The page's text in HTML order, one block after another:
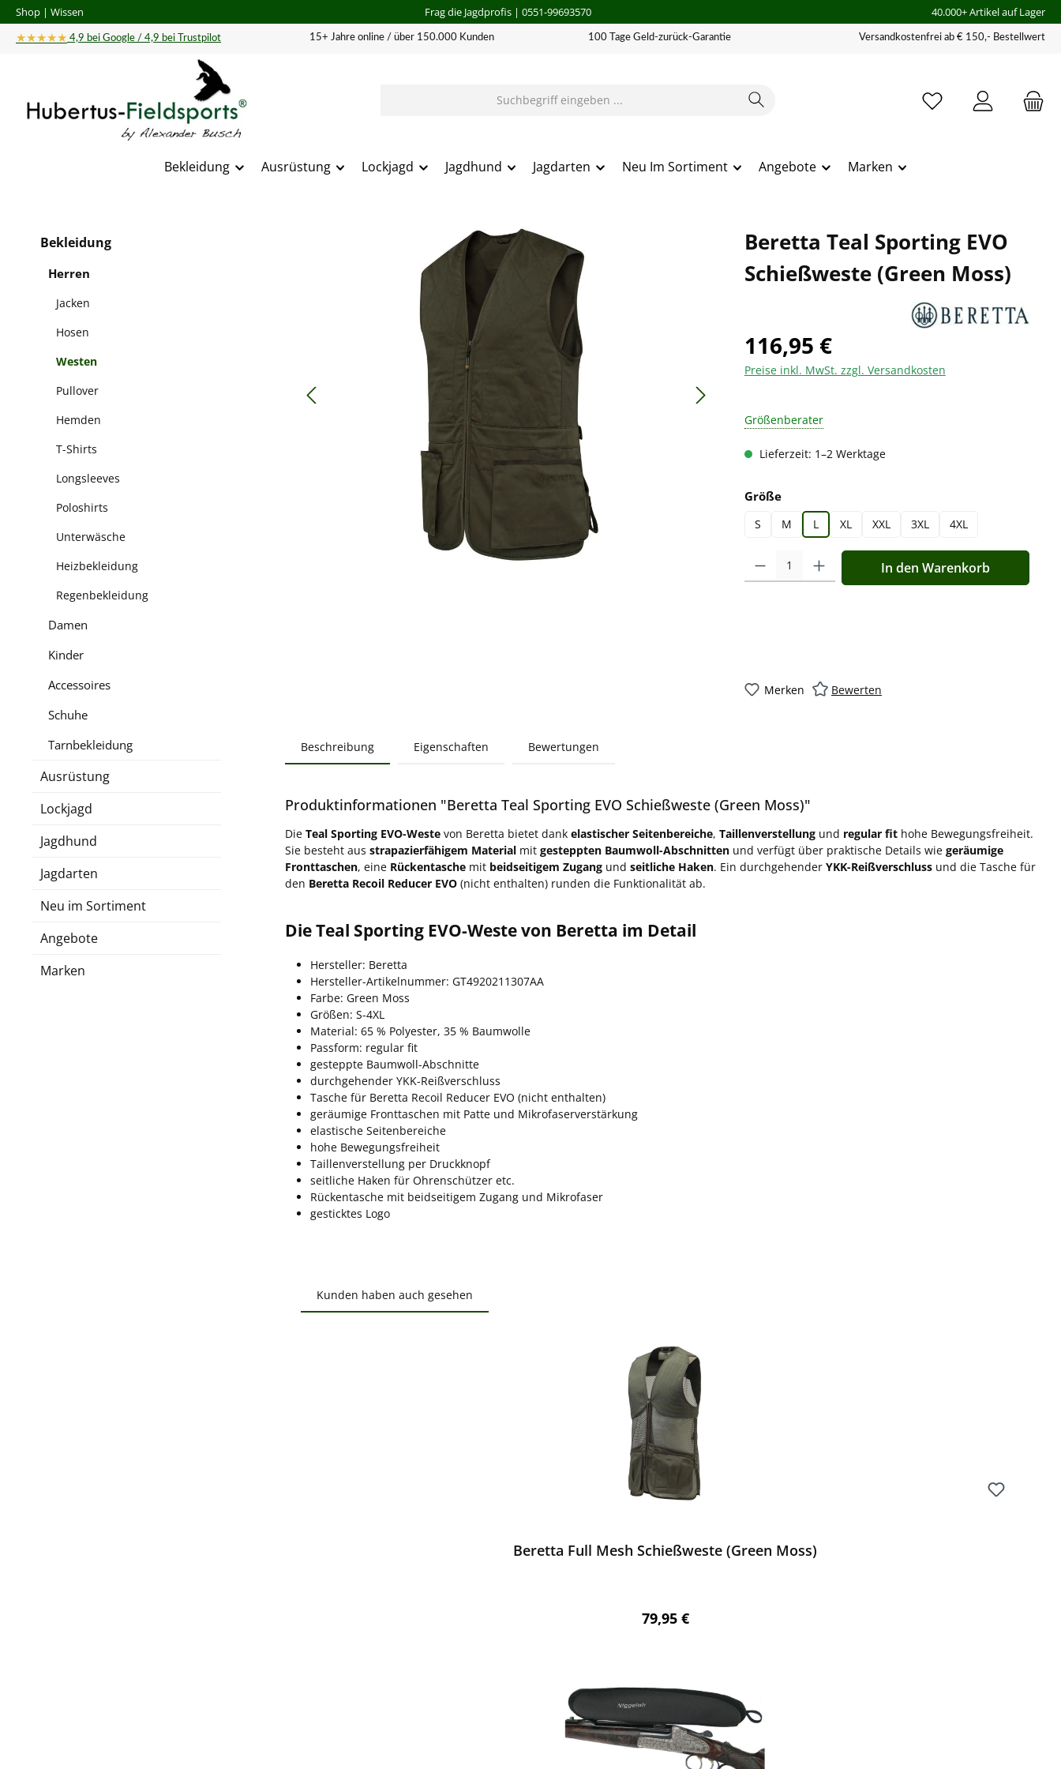
Hauptinhalt springen
Zur Suche springen
Zur Hauptnavigation springen
Shop | Wissen Frag die Jagdprofis| 0551-99693570 40.000+ Artikel auf Lager
★★★★★ 4,9 bei Google / 4,9 bei Trustpilot 15+ Jahre online / über 150.000 Kunden 100 Tage Geld-zurück-Garantie Versandkostenfrei ab € 150,- Bestellwert
Bekleidung Ausrüstung Lockjagd Jagdhund Jagdarten Neu Im Sortiment Angebote Marken
Bekleidung
Herren
Jacken
Hosen
Westen
Pullover
Hemden
T-Shirts
Longsleeves
Poloshirts
Unterwäsche
Heizbekleidung
Regenbekleidung
Damen
Kinder
Accessoires
Schuhe
Tarnbekleidung
Ausrüstung
Lockjagd
Jagdhund
Jagdarten
Neu im Sortiment
Angebote
Marken
Beretta Teal Sporting EVO
Schießweste (Green Moss)
116,95 €
Preise inkl. MwSt. zzgl. Versandkosten
Größenberater
Lieferzeit: 1–2 Werktage
Größeauswählen
S M L XL XXL 3XL 4XL
Produkt Anzahl: Gib den gewünschten Wert ein oder
In den Warenkorb
Merken Bewerten
Beschreibung Eigenschaften Bewertungen
Produktinformationen "Beretta Teal Sporting EVO Schießweste (Green Moss)"
Die Teal Sporting EVO-Weste von Beretta bietet dank elastischer Seitenbereiche, Taillenverstellung und regular fit hohe Bewegungsfreiheit.
Sie besteht aus strapazierfähigem Material mit gesteppten Baumwoll-Abschnitten und verfügt über praktische Details wie geräumige
Fronttaschen, eine Rückentasche mit beidseitigem Zugang und seitliche Haken. Ein durchgehender YKK-Reißverschluss und die Tasche für
den Beretta Recoil Reducer EVO (nicht enthalten) runden die Funktionalität ab.
Die Teal Sporting EVO-Weste von Beretta im Detail
Hersteller: Beretta
Hersteller-Artikelnummer: GT4920211307AA
Farbe: Green Moss
Größen: S-4XL
Material: 65 % Polyester, 35 % Baumwolle
Passform: regular fit
gesteppte Baumwoll-Abschnitte
durchgehender YKK-Reißverschluss
Tasche für Beretta Recoil Reducer EVO (nicht enthalten)
geräumige Fronttaschen mit Patte und Mikrofaserverstärkung
elastische Seitenbereiche
hohe Bewegungsfreiheit
Taillenverstellung per Druckknopf
seitliche Haken für Ohrenschützer etc.
Rückentasche mit beidseitigem Zugang und Mikrofaser
gesticktes Logo
Kunden haben auch gesehen
Beretta Full Mesh Schießweste (Green Moss)
Regulärer Preis:
79,95 €